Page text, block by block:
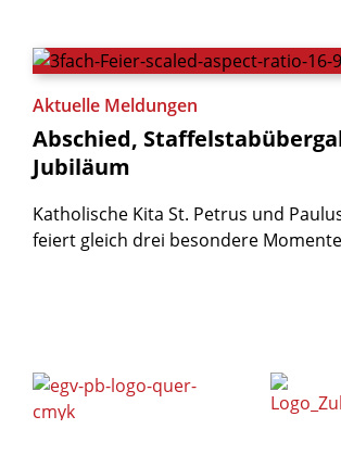
Aktuelle Meldungen
Abschied,
Jubiläum
Katholische Kita St. Petrus und
feiert gleich drei besondere Momente